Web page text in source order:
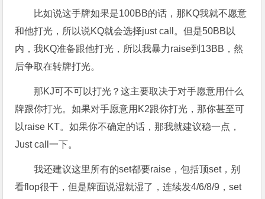
比如说这手牌如果是100BB的话，那KQ我就不愿意
和他打光，所以说KQ就会选择just call。但是50BB以
内，我KQ准备跟他打光，所以我暴力raise到13BB，然
后争取在转牌打光。
那KJ可不可以打光？这主要取决于对手愿意用什么
牌跟你打光。如果对手愿意用K2跟你打光，那你甚至可
以raise KT。如果你不确定的话，那我就建议稳一点，
Just call一下。
我还建议这里所有的set都要raise，包括顶set，别
看flop很干，但是牌面说湿就湿了，连续发4/6/8/9，set